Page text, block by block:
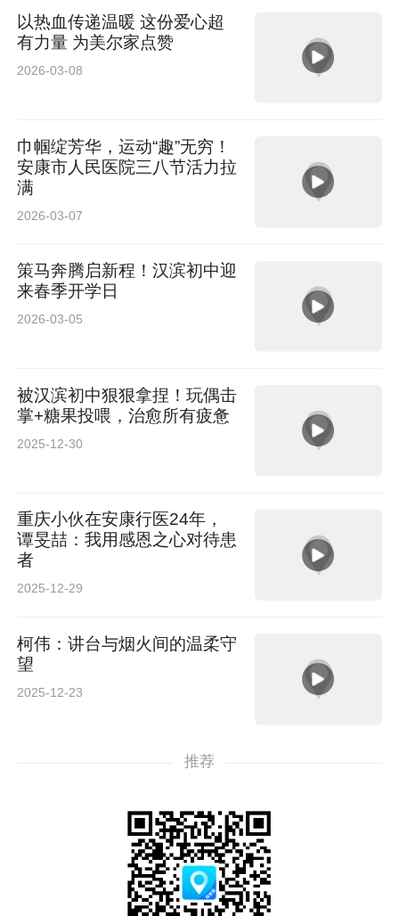
以热血传递温暖 这份爱心超
有力量 为美尔家点赞
2026-03-08
巾帼绽芳华，运动“趣”无穷！
安康市人民医院三八节活力拉
满
2026-03-07
策马奔腾启新程！汉滨初中迎
来春季开学日
2026-03-05
被汉滨初中狠狠拿捏！玩偶击
掌+糖果投喂，治愈所有疲惫
2025-12-30
重庆小伙在安康行医24年，
谭旻喆：我用感恩之心对待患
者
2025-12-29
柯伟：讲台与烟火间的温柔守
望
2025-12-23
推荐